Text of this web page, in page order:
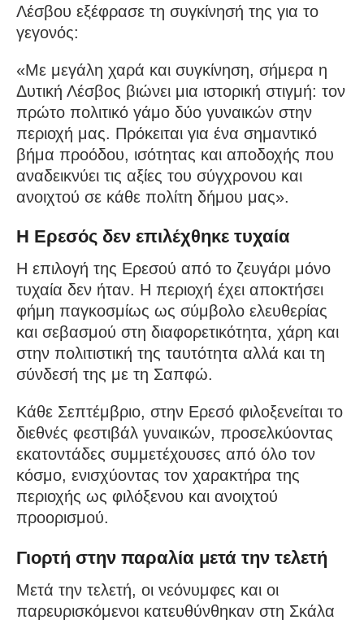
Λέσβου εξέφρασε τη συγκίνησή της για το
γεγονός:
«Με μεγάλη χαρά και συγκίνηση, σήμερα η
Δυτική Λέσβος βιώνει μια ιστορική στιγμή: τον
πρώτο πολιτικό γάμο δύο γυναικών στην
περιοχή μας. Πρόκειται για ένα σημαντικό
βήμα προόδου, ισότητας και αποδοχής που
αναδεικνύει τις αξίες του σύγχρονου και
ανοιχτού σε κάθε πολίτη δήμου μας».
Η Ερεσός δεν επιλέχθηκε τυχαία
Η επιλογή της Ερεσού από το ζευγάρι μόνο
τυχαία δεν ήταν. Η περιοχή έχει αποκτήσει
φήμη παγκοσμίως ως σύμβολο ελευθερίας
και σεβασμού στη διαφορετικότητα, χάρη και
στην πολιτιστική της ταυτότητα αλλά και τη
σύνδεσή της με τη Σαπφώ.
Κάθε Σεπτέμβριο, στην Ερεσό φιλοξενείται το
διεθνές φεστιβάλ γυναικών, προσελκύοντας
εκατοντάδες συμμετέχουσες από όλο τον
κόσμο, ενισχύοντας τον χαρακτήρα της
περιοχής ως φιλόξενου και ανοιχτού
προορισμού.
Γιορτή στην παραλία μετά την τελετή
Μετά την τελετή, οι νεόνυμφες και οι
παρευρισκόμενοι κατευθύνθηκαν στη Σκάλα